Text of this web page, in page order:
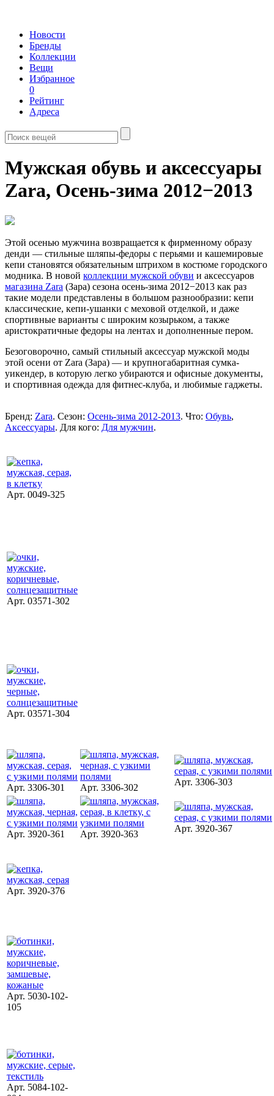
Новости
Бренды
Коллекции
Вещи
Избранное
0
Рейтинг
Адреса
Мужская обувь и аксессуары
Zara, Осень-зима 2012−2013
Этой осенью мужчина возвращается к фирменному образу
денди — стильные шляпы-федоры с перьями и кашемировые
кепи становятся обязательным штрихом в костюме городского
модника. В новой коллекции мужской обуви и аксессуаров
магазина Zara (Зара) сезона осень-зима 2012−2013 как раз
такие модели представлены в большом разнообразии: кепи
классические, кепи-ушанки с меховой отделкой, и даже
спортивные варианты с широким козырьком, а также
аристократичные федоры на лентах и дополненные пером.
Безоговорочно, самый стильный аксессуар мужской моды
этой осени от Zara (Зара) — и крупногабаритная сумка-
уикендер, в которую легко убираются и офисные документы,
и спортивная одежда для фитнес-клуба, и любимые гаджеты.
Бренд: Zara. Сезон: Осень-зима 2012-2013. Что: Обувь,
Аксессуары. Для кого: Для мужчин.
Арт. 0049-325
Арт. 03571-302
Арт. 03571-304
Арт. 3306-301 Арт. 3306-302
Арт. 3306-303
Арт. 3920-361 Арт. 3920-363
Арт. 3920-367
Арт. 3920-376
Арт. 5030-102-
105
Арт. 5084-102-